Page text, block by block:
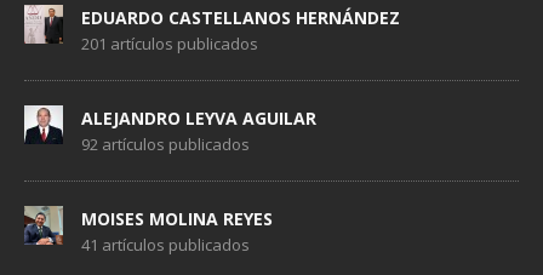
EDUARDO CASTELLANOS HERNÁNDEZ
201 artículos publicados
ALEJANDRO LEYVA AGUILAR
92 artículos publicados
MOISES MOLINA REYES
41 artículos publicados